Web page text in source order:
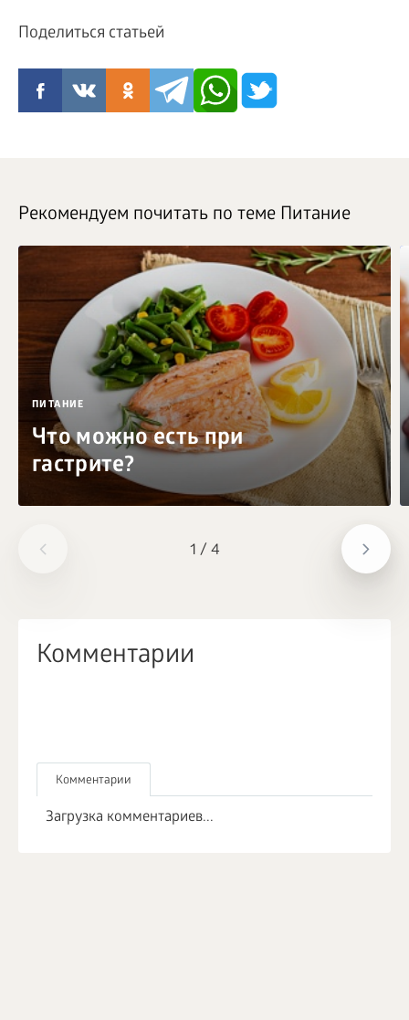
Поделиться статьей
1 / 4
Рекомендуем почитать по теме Питание
ПИТАНИЕ
Что можно есть при
гастрите?
Комментарии
Комментарии
Загрузка комментариев...